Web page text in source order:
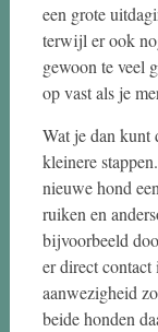
een grote
terwijl er ook
gewoon te veel
op vast als je
Wat je dan kunt
kleinere
nieuwe hond
ruiken en
bijvoorbeeld
er direct contact
aanwezigheid
beide honden